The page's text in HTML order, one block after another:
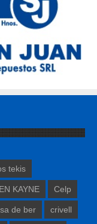
tekis
KAYNE Celp
de ber crivell